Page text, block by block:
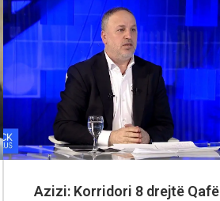
Azizi: Korridori 8 drejtë Qafë